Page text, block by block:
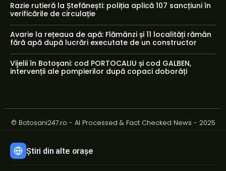
Razie rutieră la Ștefănești: poliția aplică 107 sancțiuni în
verificările de circulație
Avarie la rețeaua de apă: Flămânzi și 11 localități rămân
fără apă după lucrări executate de un constructor
Vijelii în Botoșani: cod PORTOCALIU și cod GALBEN,
intervenții ale pompierilor după copaci doborâți
© Botosani247.ro - AI Processed & Fact Checked News - 2025
Știri din alte orașe